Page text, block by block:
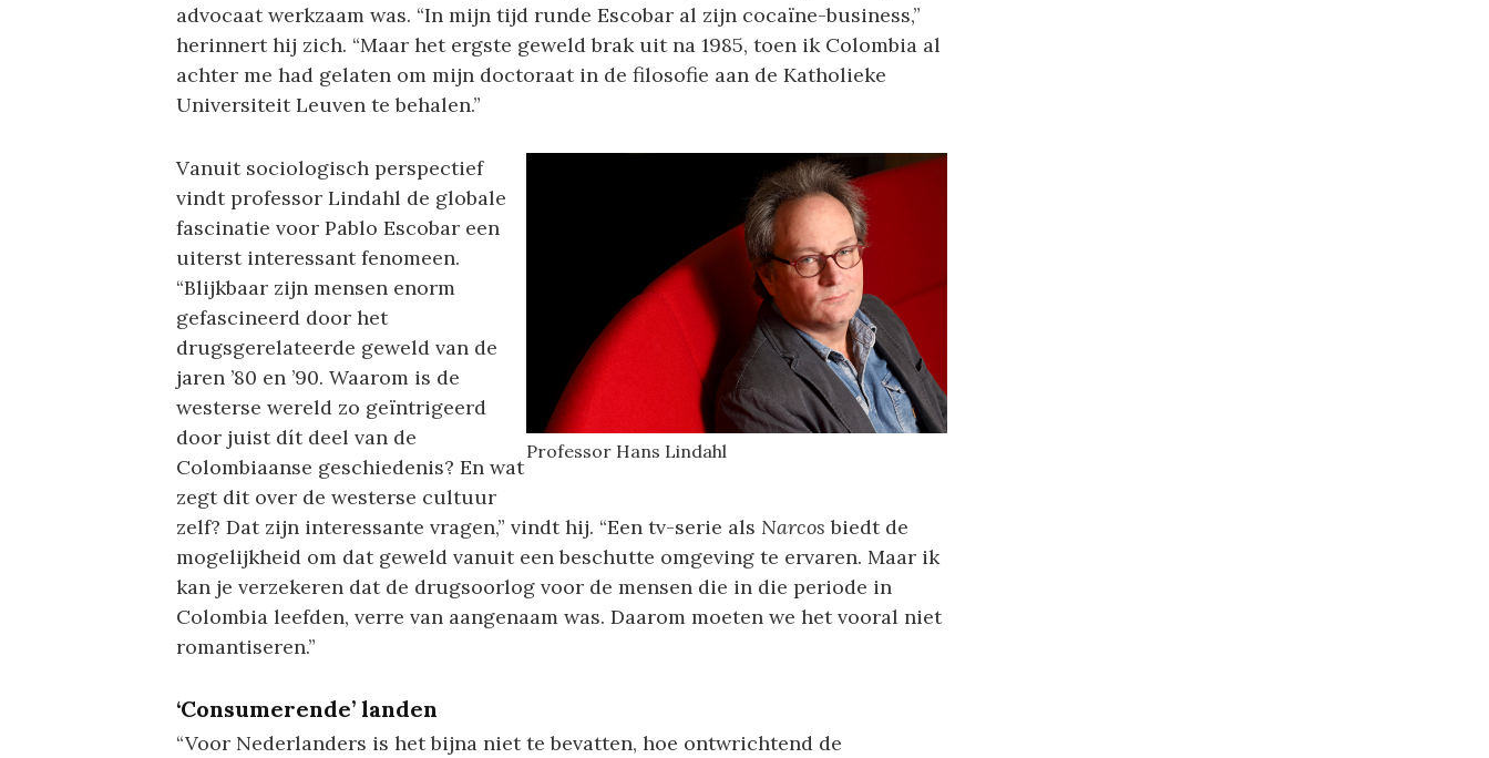
advocaat werkzaam was. “In mijn tijd runde Escobar al zijn cocaïne-business,”
herinnert hij zich. “Maar het ergste geweld brak uit na 1985, toen ik Colombia al
achter me had gelaten om mijn doctoraat in de filosofie aan de Katholieke
Universiteit Leuven te behalen.”
Professor Hans Lindahl
Vanuit sociologisch perspectief
vindt professor Lindahl de globale
fascinatie voor Pablo Escobar een
uiterst interessant fenomeen.
“Blijkbaar zijn mensen enorm
gefascineerd door het
drugsgerelateerde geweld van de
jaren ’80 en ’90. Waarom is de
westerse wereld zo geïntrigeerd
door juist dít deel van de
Colombiaanse geschiedenis? En wat
zegt dit over de westerse cultuur
zelf? Dat zijn interessante vragen,” vindt hij. “Een tv-serie als Narcos biedt de
mogelijkheid om dat geweld vanuit een beschutte omgeving te ervaren. Maar ik
kan je verzekeren dat de drugsoorlog voor de mensen die in die periode in
Colombia leefden, verre van aangenaam was. Daarom moeten we het vooral niet
romantiseren.”
‘Consumerende’ landen
“Voor Nederlanders is het bijna niet te bevatten, hoe ontwrichtend de